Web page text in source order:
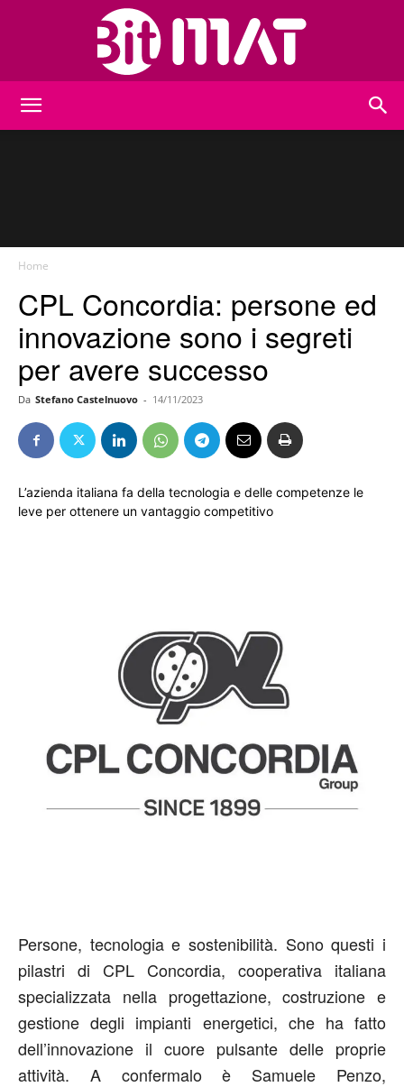
Home
CPL Concordia: persone ed
innovazione sono i segreti
per avere successo
Da Stefano Castelnuovo - 14/11/2023
L’azienda italiana fa della tecnologia e delle competenze le
leve per ottenere un vantaggio competitivo
Persone, tecnologia e sostenibilità. Sono questi i
pilastri di CPL Concordia, cooperativa italiana
specializzata nella progettazione, costruzione e
gestione degli impianti energetici, che ha fatto
dell’innovazione il cuore pulsante delle proprie
attività. A confermalo è Samuele Penzo,